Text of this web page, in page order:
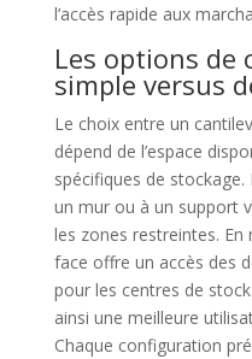
l’accès rapide aux
Les options de
simple versus
Le choix entre un
dépend de l’espace
spécifiques de
un mur ou à un support
les zones restreintes.
face offre un accès des
pour les centres de
ainsi une meilleure
Chaque configuration